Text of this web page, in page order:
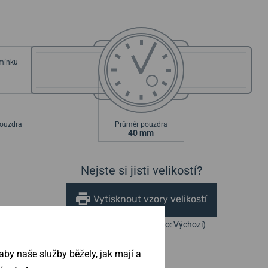
Průměr pouzdra
40 mm
Nejste si jisti velikostí?
Vytisknout vzory velikostí
(U tisku nastavte Měřítko: Výchozí)
naše služby běžely, jak mají a